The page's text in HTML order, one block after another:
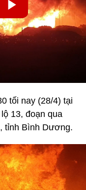
tối nay (28/4) tại
13, đoạn qua
tỉnh Bình Dương.